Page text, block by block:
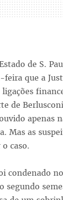
de S.
feira que a
ligações
de
apenas
Mas as
caso.
condenado